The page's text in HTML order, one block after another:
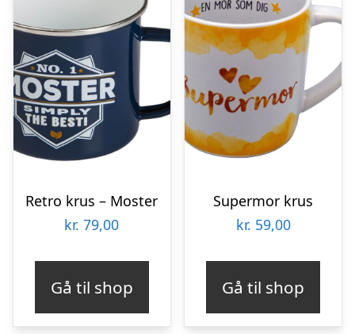
Retro krus – Moster
kr. 79,00
Gå til shop
Supermor krus
kr. 59,00
Gå til shop